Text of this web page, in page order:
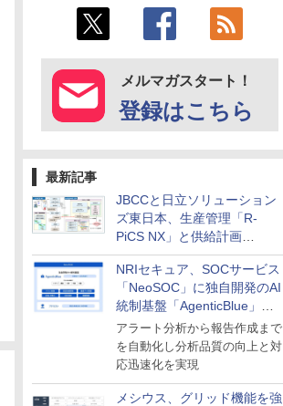
メルマガスタート！
登録はこちら
最新記事
JBCCと日立ソリューション
ズ東日本、生産管理「R-
PiCS NX」と供給計画
「scSQUARE ISP」の連携サ
ービスを提供開始
NRIセキュア、SOCサービス
「NeoSOC」に独自開発のAI
統制基盤「AgenticBlue」を
導入
アラート分析から報告作成まで
を自動化し分析品質の向上と対
応迅速化を実現
メシウス、グリッド機能を強